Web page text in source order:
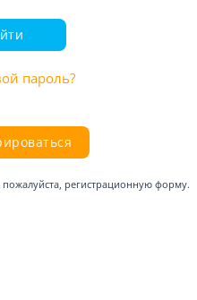
пароль?
пожалуйста, регистрационную форму.